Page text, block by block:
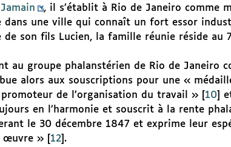
, il s’établit à Rio de Janeiro comme
dans une ville qui connaît un fort essor
de son fils Lucien, la famille réunie réside au
au groupe phalanstérien de Rio de Janeiro
alors aux souscriptions pour une «
de l’organisation du travail »[ 10
en l’harmonie et souscrit à la rente
le 30 décembre 1847 et exprime leur
œuvre »[ 12] .